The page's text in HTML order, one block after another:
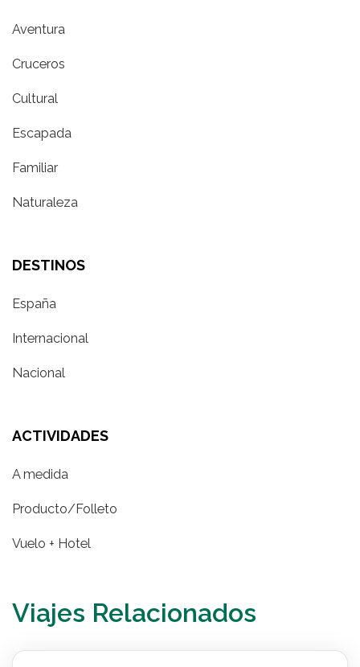
Aventura
Cruceros
Cultural
Escapada
Familiar
Naturaleza
DESTINOS
España
Internacional
Nacional
ACTIVIDADES
A medida
Producto/Folleto
Vuelo + Hotel
Viajes Relacionados